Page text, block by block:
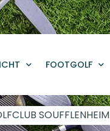
FOOTGOLF
SOUFFLENHEIM